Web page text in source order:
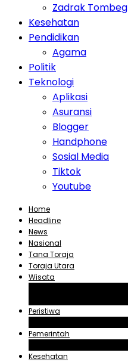
Zadrak Tombeg
Kesehatan
Pendidikan
Agama
Politik
Teknologi
Aplikasi
Asuransi
Blogger
Handphone
Sosial Media
Tiktok
Youtube
Home
Headline
News
Nasional
Tana Toraja
Toraja Utara
Wisata
Peristiwa
Pemerintah
Kesehatan